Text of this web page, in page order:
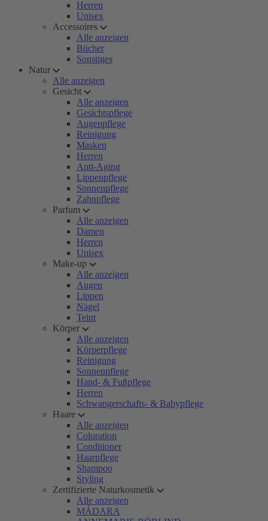
Herren
Unisex
Accessoires
Alle anzeigen
Bücher
Sonstiges
Natur
Alle anzeigen
Gesicht
Alle anzeigen
Gesichtspflege
Augenpflege
Reinigung
Masken
Herren
Anti-Aging
Lippenpflege
Sonnenpflege
Zahnpflege
Parfum
Alle anzeigen
Damen
Herren
Unisex
Make-up
Alle anzeigen
Augen
Lippen
Nägel
Teint
Körper
Alle anzeigen
Körperpflege
Reinigung
Sonnenpflege
Hand- & Fußpflege
Herren
Schwangerschafts- & Babypflege
Haare
Alle anzeigen
Coloration
Conditioner
Haarpflege
Shampoo
Styling
Zertifizierte Naturkosmetik
Alle anzeigen
MÁDARA